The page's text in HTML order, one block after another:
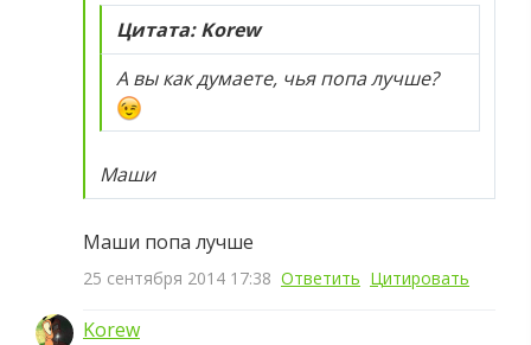
Цитата: Korew
А вы как думаете, чья попа лучше?
Маши
Маши попа лучше
25 сентября 2014 17:38 Ответить Цитировать
Korew